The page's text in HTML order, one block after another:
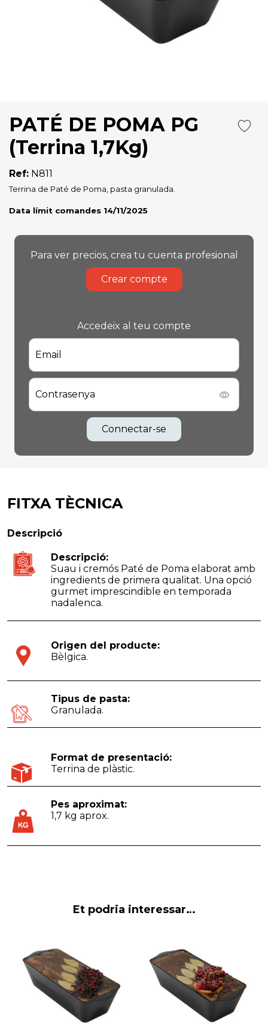
PATÉ DE POMA PG
(Terrina 1,7Kg)
Ref: N811
Terrina de Paté de Poma, pasta granulada.
Data límit comandes 14/11/2025
Para ver precios, crea tu cuenta profesional
Crear compte
Accedeix al teu compte
Email
Contrasenya
Connectar-se
FITXA TÈCNICA
Descripció
Descripció:
Suau i cremós Paté de Poma elaborat amb
ingredients de primera qualitat. Una opció
gurmet imprescindible en temporada
nadalenca.
Origen del producte:
Bèlgica.
Tipus de pasta:
Granulada.
Format de presentació:
Terrina de plàstic.
Pes aproximat:
1,7 kg aprox.
Et podria interessar…